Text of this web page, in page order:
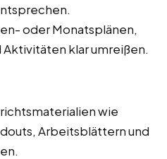
oder Monatsplänen,
klar umreißen.
wie
Arbeitsblättern und